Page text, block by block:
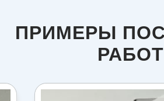
ПРИМЕРЫ
РАБОТ